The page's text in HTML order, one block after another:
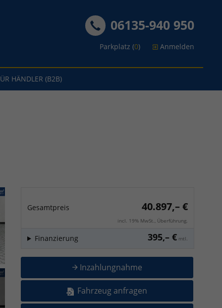
06135-940 950
Parkplatz (0) Anmelden
HÄNDLER (B2B)
Gesamtpreis 40.897,– €
incl. 19% MwSt., Überführung.
395,– € mtl.
Finanzierung
Inzahlungnahme
Fahrzeug anfragen